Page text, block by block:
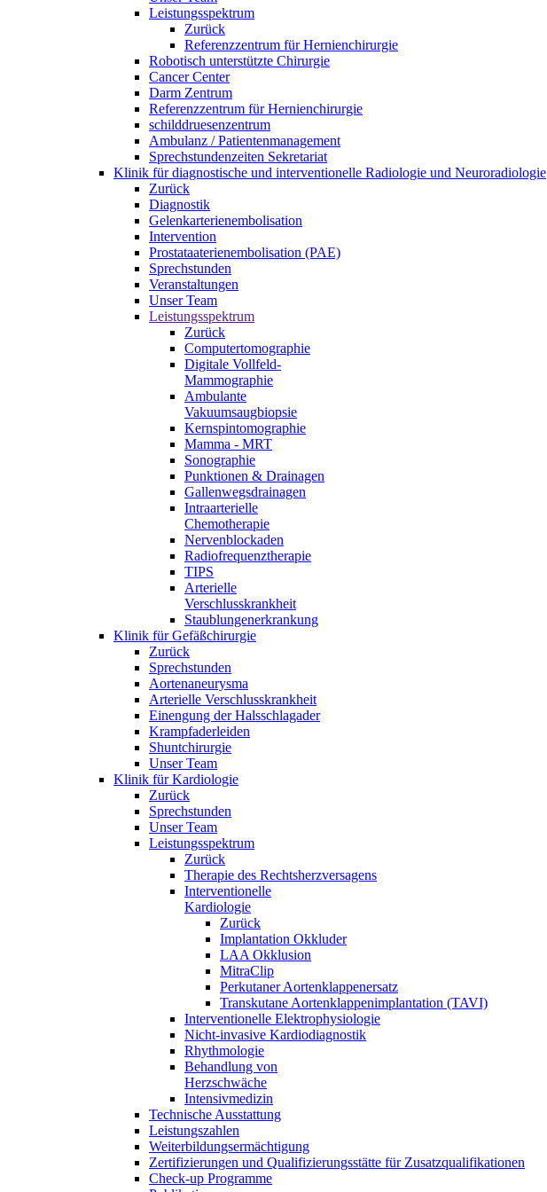
Leistungsspektrum
Zurück
Referenzzentrum für Hernienchirurgie
Robotisch unterstützte Chirurgie
Cancer Center
Darm Zentrum
Referenzzentrum für Hernienchirurgie
schilddruesenzentrum
Ambulanz / Patientenmanagement
Sprechstundenzeiten Sekretariat
Klinik für diagnostische und interventionelle Radiologie und Neuroradiologie
Zurück
Diagnostik
Gelenkarterienembolisation
Intervention
Prostataaterienembolisation (PAE)
Sprechstunden
Veranstaltungen
Unser Team
Leistungsspektrum
Zurück
Computertomographie
Digitale Vollfeld-
Mammographie
Ambulante
Vakuumsaugbiopsie
Kernspintomographie
Mamma - MRT
Sonographie
Punktionen & Drainagen
Gallenwegsdrainagen
Intraarterielle
Chemotherapie
Nervenblockaden
Radiofrequenztherapie
TIPS
Arterielle
Verschlusskrankheit
Staublungenerkrankung
Klinik für Gefäßchirurgie
Zurück
Sprechstunden
Aortenaneurysma
Arterielle Verschlusskrankheit
Einengung der Halsschlagader
Krampfaderleiden
Shuntchirurgie
Unser Team
Klinik für Kardiologie
Zurück
Sprechstunden
Unser Team
Leistungsspektrum
Zurück
Therapie des Rechtsherzversagens
Interventionelle
Kardiologie
Zurück
Implantation Okkluder
LAA Okklusion
MitraClip
Perkutaner Aortenklappenersatz
Transkutane Aortenklappenimplantation (TAVI)
Interventionelle Elektrophysiologie
Nicht-invasive Kardiodiagnostik
Rhythmologie
Behandlung von
Herzschwäche
Intensivmedizin
Technische Ausstattung
Leistungszahlen
Weiterbildungsermächtigung
Zertifizierungen und Qualifizierungsstätte für Zusatzqualifikationen
Check-up Programme